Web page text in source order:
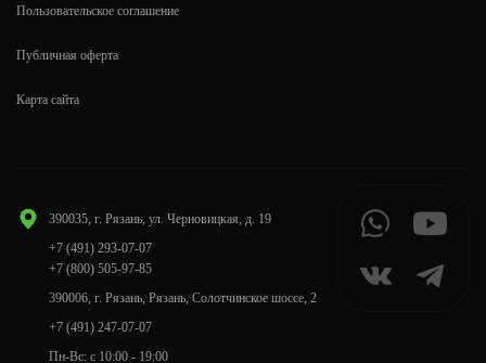
390035, г. Рязань, ул. Черновицкая, д. 19
+7 (491) 293-07-07
+7 (800) 505-97-85
390006, г. Рязань, Рязань, Солотчинское шоссе, 2
+7 (491) 247-07-07
Пн-Вс: с 10:00 - 19:00
Пользовательское соглашение
Публичная оферта
Карта сайта